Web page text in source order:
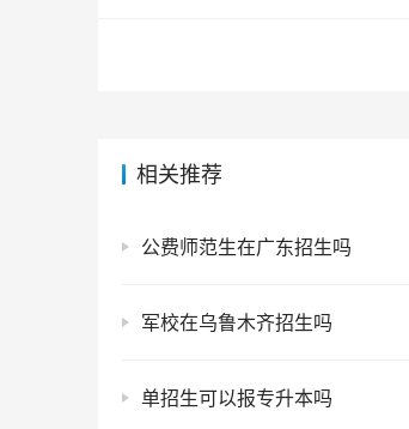
相关推荐
公费师范生在广东招生吗
军校在乌鲁木齐招生吗
单招生可以报专升本吗